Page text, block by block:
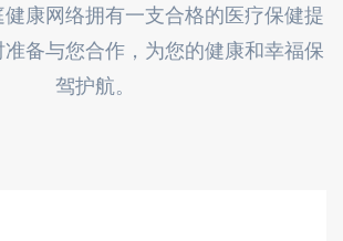
康网络拥有一支合格的医疗保健提
备与您合作，为您的健康和幸福保
驾护航。